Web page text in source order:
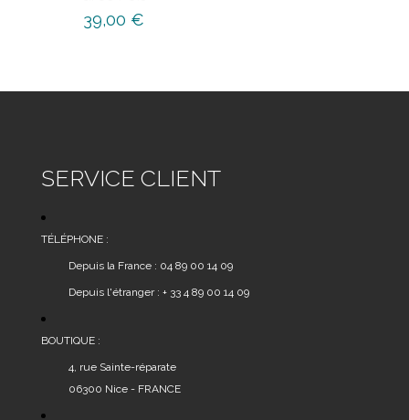
39,00 €
SERVICE CLIENT
TÉLÉPHONE :
Depuis la France : 04 89 00 14 09
Depuis l'étranger : + 33 4 89 00 14 09
BOUTIQUE :
4, rue Sainte-réparate
06300 Nice - FRANCE